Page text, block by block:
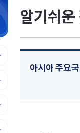
알기쉬운
아시아 주요